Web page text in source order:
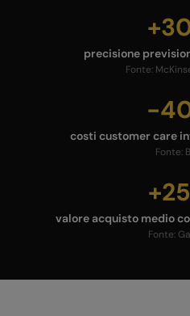
precisione
Fonte:
-
costi customer care
Fonte:
valore acquisto medio
Fonte: